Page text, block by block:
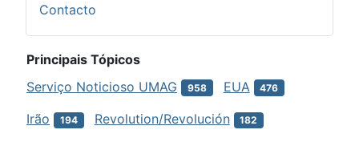
Contacto
Principais Tópicos
Serviço Noticioso UMAG
958 EUA 476
Irão 194 Revolution/Revolución 182